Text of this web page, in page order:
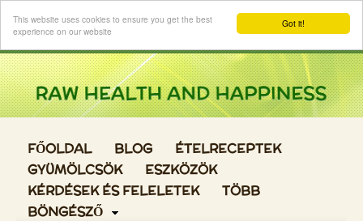
Got it!
This website uses cookies to ensure you get the best
experience on our website
Login
FŐOLDAL BLOG
ÉTELRECEPTEK
GYÜMÖLCSÖK
ESZKÖZÖK
KÉRDÉSEK ÉS FELELETEK
TÖBB
BÖNGÉSZŐ